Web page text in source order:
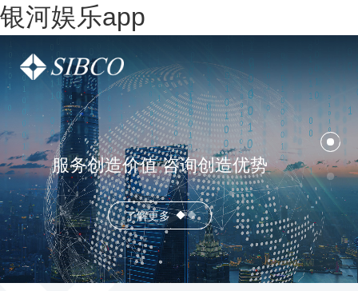
银河娱乐app
服务创造价值 咨询创造优势
了解更多